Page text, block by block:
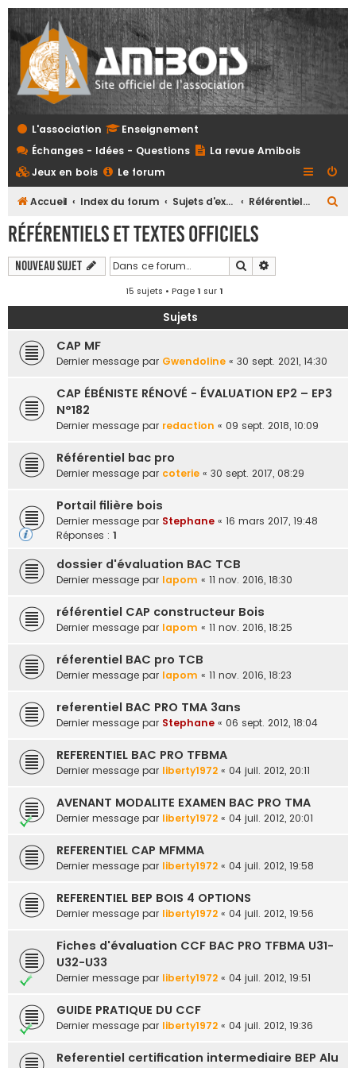
L'association
Enseignement
Échanges - Idées - Questions
La revue Amibois
Jeux en bois
Le forum
Accueil Index du forum Sujets d'examens et referentiels tous niveaux Référentiels et textes officiels
r
Référentiels et textes officiels
Nouveau sujet Rechercher
15 sujets • Page1 sur1
Sujets
CAP MF
Dernier message par Gwendoline « 30 sept. 2021, 14:30
CAP ÉBÉNISTE RÉNOVÉ - ÉVALUATION EP2 – EP3
N°182
Dernier message par redaction « 09 sept. 2018, 10:09
Référentiel bac pro
Dernier message par coterie « 30 sept. 2017, 08:29
Portail filière bois
Dernier message par Stephane « 16 mars 2017, 19:48
Réponses : 1
dossier d'évaluation BAC TCB
Dernier message par lapom « 11 nov. 2016, 18:30
référentiel CAP constructeur Bois
Dernier message par lapom « 11 nov. 2016, 18:25
réferentiel BAC pro TCB
Dernier message par lapom « 11 nov. 2016, 18:23
referentiel BAC PRO TMA 3ans
Dernier message par Stephane « 06 sept. 2012, 18:04
REFERENTIEL BAC PRO TFBMA
Dernier message par liberty1972 « 04 juil. 2012, 20:11
AVENANT MODALITE EXAMEN BAC PRO TMA
Dernier message par liberty1972 « 04 juil. 2012, 20:01
REFERENTIEL CAP MFMMA
Dernier message par liberty1972 « 04 juil. 2012, 19:58
REFERENTIEL BEP BOIS 4 OPTIONS
Dernier message par liberty1972 « 04 juil. 2012, 19:56
Fiches d'évaluation CCF BAC PRO TFBMA U31-
U32-U33
Dernier message par liberty1972 « 04 juil. 2012, 19:51
GUIDE PRATIQUE DU CCF
Dernier message par liberty1972 « 04 juil. 2012, 19:36
Referentiel certification intermediaire BEP Alu